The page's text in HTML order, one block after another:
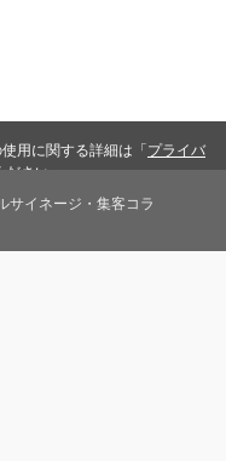
用に関する詳細は「プライバ
ださい。
サイネージ・集客コラ